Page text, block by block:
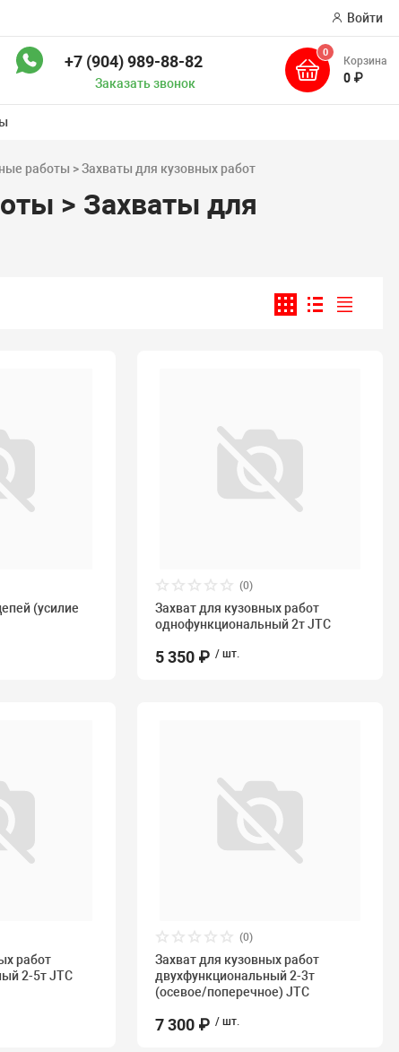
Войти
+7 (904) 989-88-82
Заказать звонок
0
Корзина
0 ₽
работы > Захваты для кузовных работ
> Захваты для
(усилие
(0)
Захват для кузовных работ
однофункциональный 2т JTC
5 350 ₽ / шт.
работ
2-5т JTC
(0)
Захват для кузовных работ
двухфункциональный 2-3т
(осевое/поперечное) JTC
7 300 ₽ / шт.